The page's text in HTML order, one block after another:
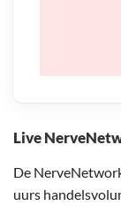
Live
De
uurs